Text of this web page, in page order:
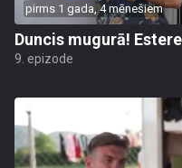
pirms 1 gada, 4 mēnešiem
Duncis mugurā!
9. epizode